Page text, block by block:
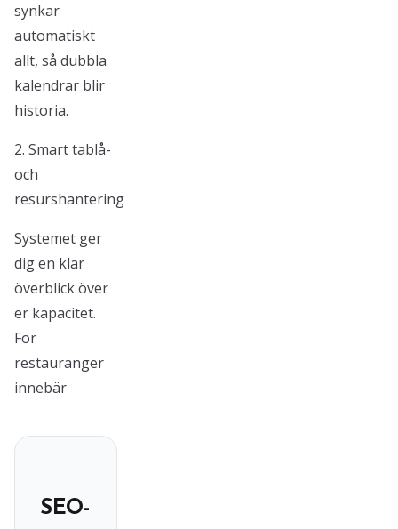
synkar
automatiskt
allt, så dubbla
kalendrar blir
historia.
2. Smart tablå-
och
resurshantering
Systemet ger
dig en klar
överblick över
er kapacitet.
För
restauranger
innebär
SEO-